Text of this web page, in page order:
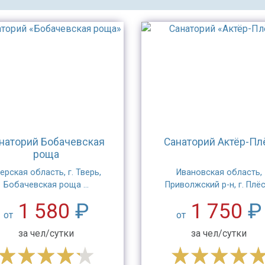
Бобачевская
роща
область, г. Тверь,
Бобачевская роща ...
от 1 580 ₽
за чел/сутки
Санаторий Актёр-
Ивановская область,
Приволжский р-н, г.
от 1 750 ₽
за чел/сутки